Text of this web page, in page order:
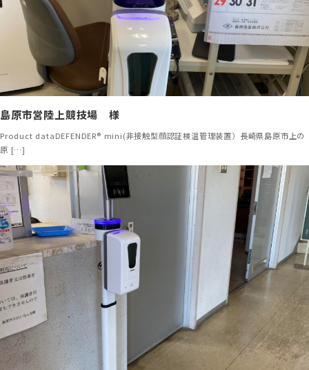
島原市営陸上競技場 様
Product dataDEFENDER® mini(非接触型顔認証検温管理装置）長崎県島原市上の
原 […]